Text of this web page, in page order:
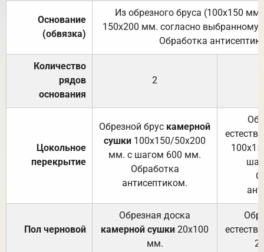
Основание
(обвязка)
Из обрезного бруса (100х150
150х200 мм. согласно выбранному
Обработка
Количество
рядов
основания
2
Цокольное
перекрытие
Обрезной брус камерной
сушки 100х150/50х200
мм. с шагом 600 мм.
Обработка
антисептиком.
Пол черновой
Обрезная доска
камерной сушки 20х100
мм.